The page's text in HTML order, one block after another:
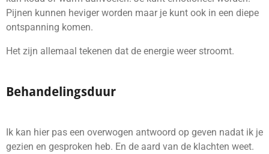
Pijnen kunnen heviger worden maar je kunt ook in een diepe
ontspanning komen.
Het zijn allemaal tekenen dat de energie weer stroomt.
Behandelingsduur
Ik kan hier pas een overwogen antwoord op geven nadat ik je
gezien en gesproken heb. En de aard van de klachten weet.